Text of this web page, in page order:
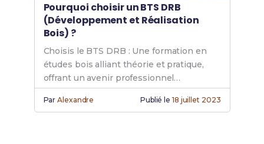
Pourquoi choisir un BTS DRB
(Développement et Réalisation
Bois) ?
Choisis le BTS DRB : Une formation en
études bois alliant théorie et pratique,
offrant un avenir professionnel
prometteur et un parcours scolaire
flexible.
ParAlexandre Publié le 18 juillet 2023